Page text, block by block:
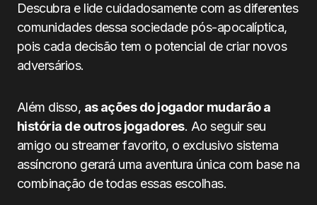
Descubra e lide cuidadosamente com as diferentes
comunidades dessa sociedade pós-apocalíptica,
pois cada decisão tem o potencial de criar novos
adversários.
Além disso, as ações do jogador mudarão a
história de outros jogadores. Ao seguir seu
amigo ou streamer favorito, o exclusivo sistema
assíncrono gerará uma aventura única com base na
combinação de todas essas escolhas.